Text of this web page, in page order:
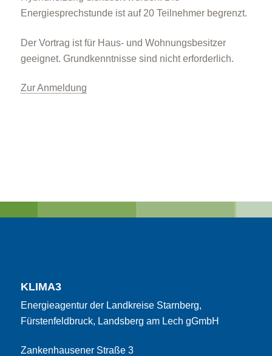
Energiesprechstunde ist auf 20 Teilnehmer begrenzt.
Der Vortrag ist für Haus- und Wohnungsbesitzer
geeignet. Grundkenntnisse sind nicht erforderlich.
Zur Anmeldung
KLIMA3
Energieagentur der Landkreise Starnberg,
Fürstenfeldbruck, Landsberg am Lech gGmbH
Zankenhausener Straße 3